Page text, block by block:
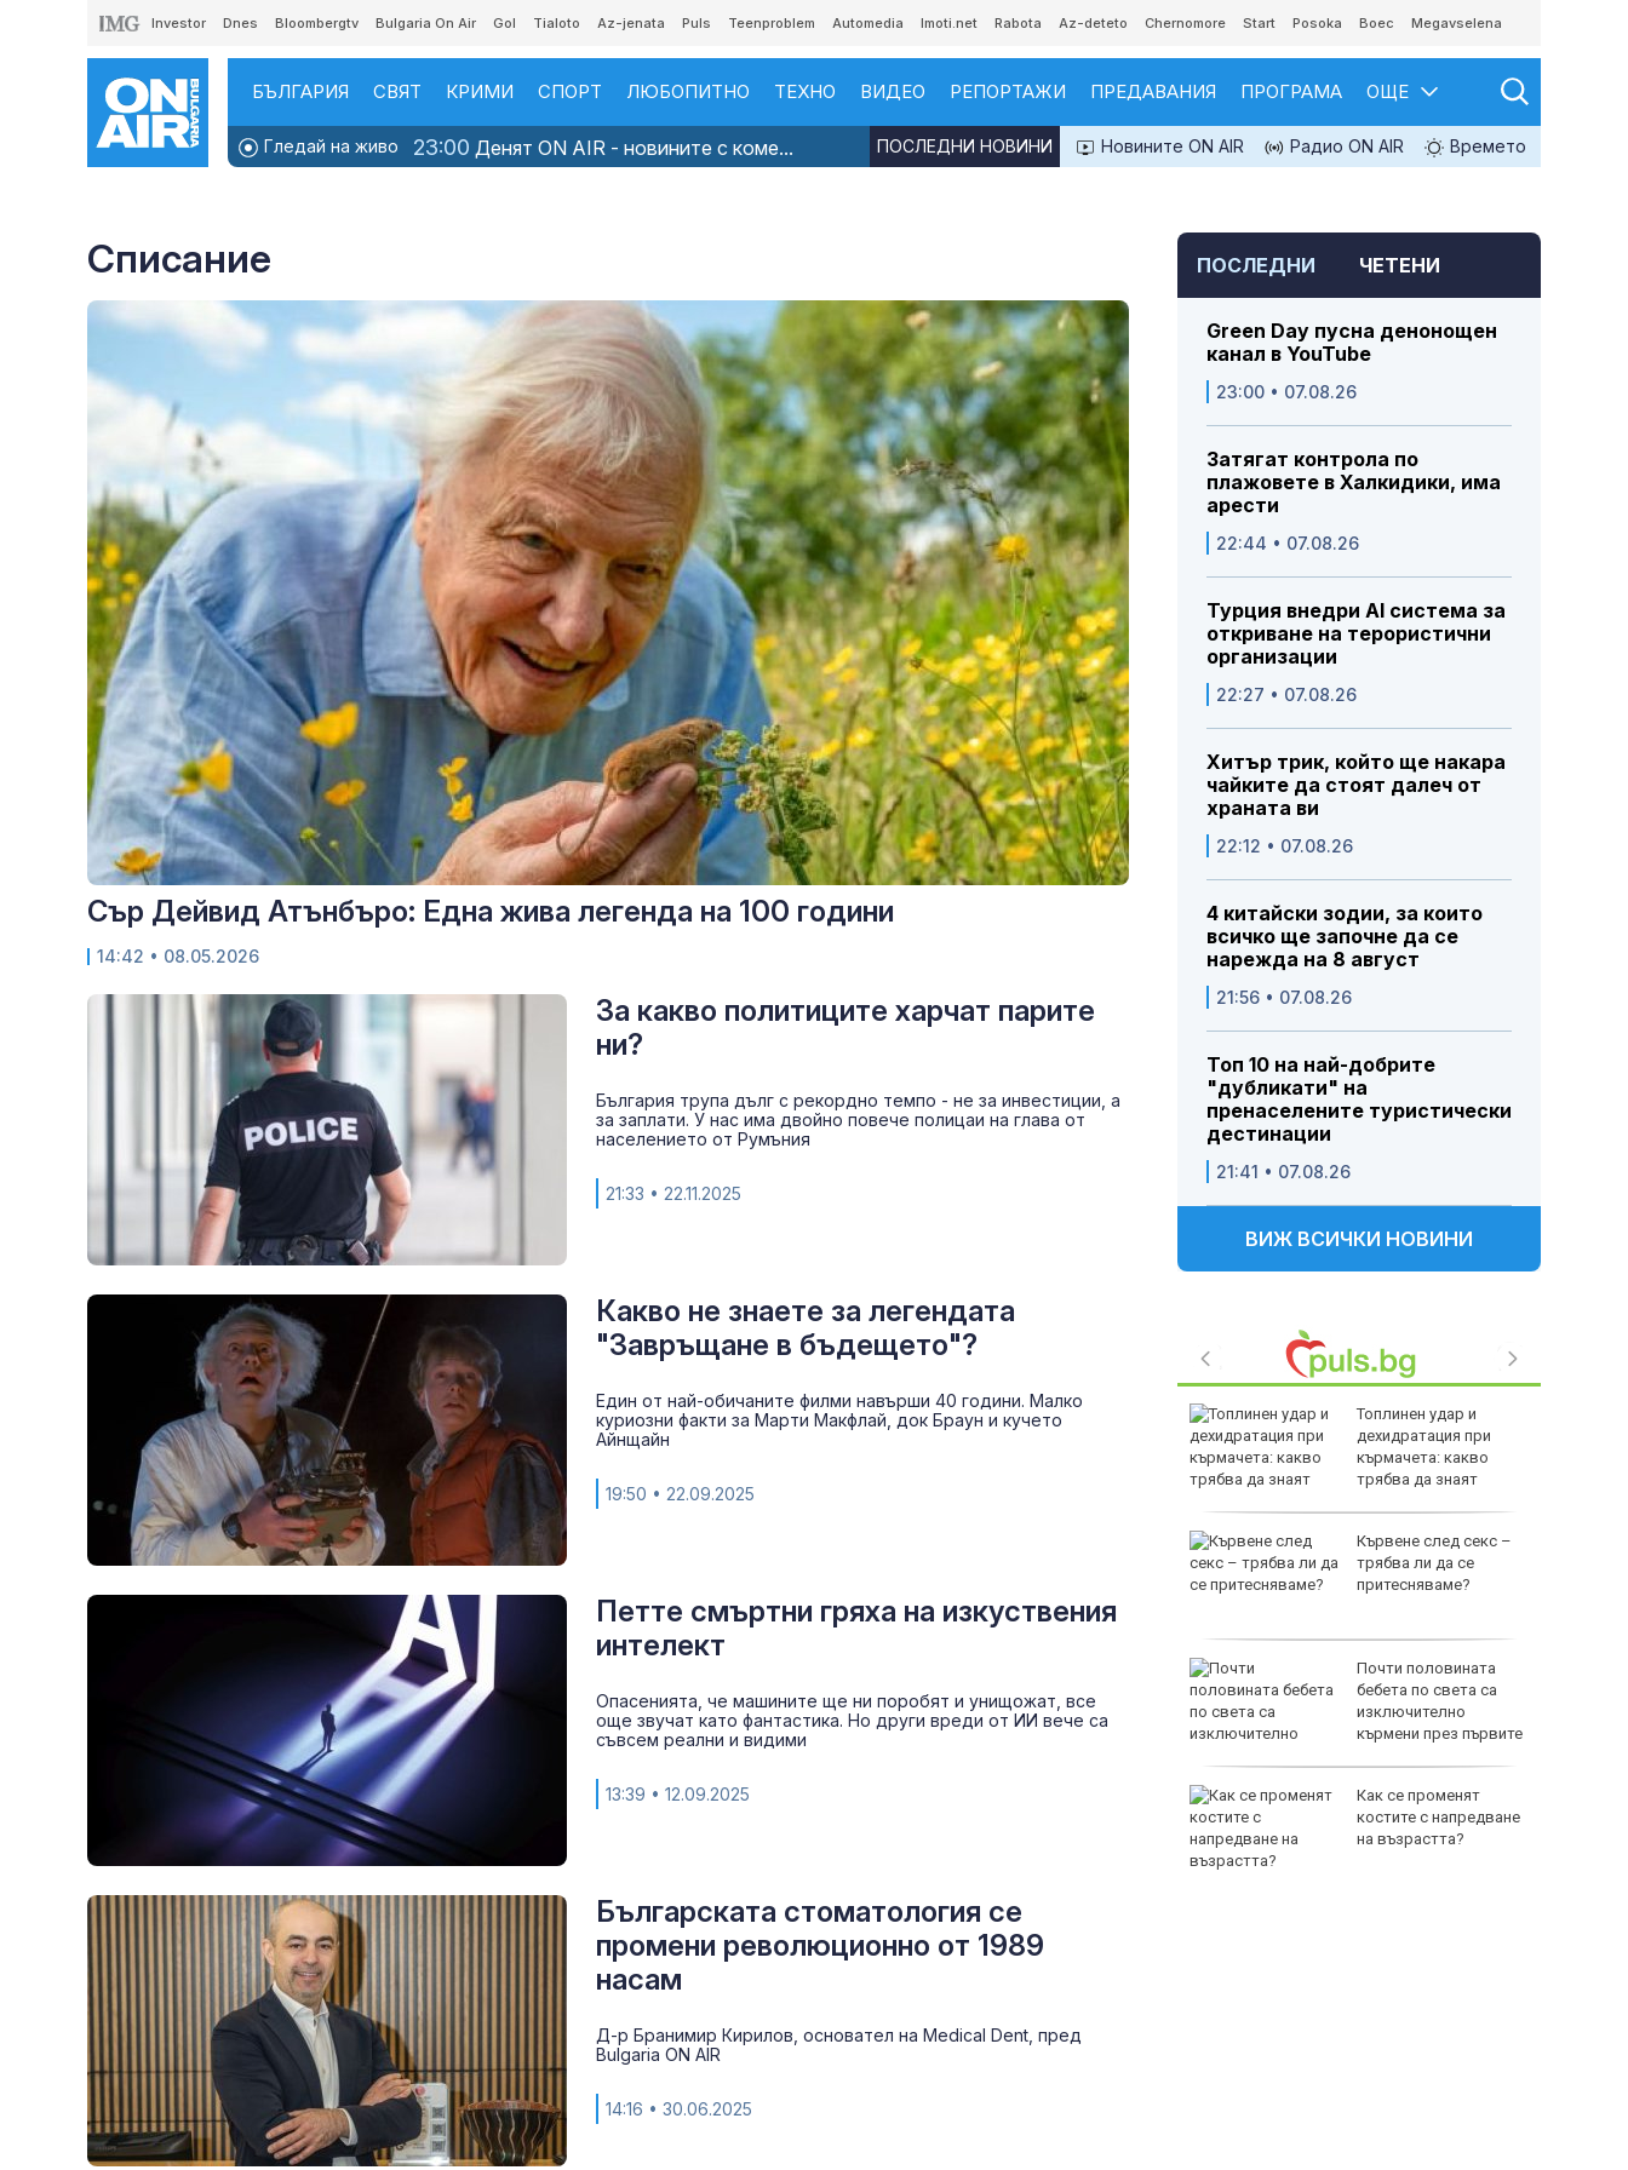
Investor Dnes Bloombergtv Bulgaria On Air Gol Tialoto Az-jenata Puls Teenproblem Automedia Imoti.net Rabota Az-deteto Chernomore Start Posoka Boec Megavselena
БЪЛГАРИЯ СВЯТ КРИМИ СПОРТ ЛЮБОПИТНО ТЕХНО ВИДЕО РЕПОРТАЖИ ПРЕДАВАНИЯ ПРОГРАМА ОЩЕ
Гледай на живо 23:00 Денят ON AIR - новините с коме... Новините ON AIR Радио ON AIR Времето
ПОСЛЕДНИ НОВИНИ
Списание
Сър Дейвид Атънбъро: Една жива легенда на 100 години
14:42 • 08.05.2026
За какво политиците харчат парите
ни?
България трупа дълг с рекордно темпо - не за инвестиции, а
за заплати. У нас има двойно повече полицаи на глава от
населението от Румъния
21:33 • 22.11.2025
Какво не знаете за легендата
"Завръщане в бъдещето"?
Един от най-обичаните филми навърши 40 години. Малко
куриозни факти за Марти Макфлай, док Браун и кучето
Айнщайн
19:50 • 22.09.2025
Петте смъртни гряха на изкуствения
интелект
Опасенията, че машините ще ни поробят и унищожат, все
още звучат като фантастика. Но други вреди от ИИ вече са
съвсем реални и видими
13:39 • 12.09.2025
Българската стоматология се
промени революционно от 1989
насам
Д-р Бранимир Кирилов, основател на Medical Dent, пред
Bulgaria ON AIR
14:16 • 30.06.2025
ПОСЛЕДНИ ЧЕТЕНИ
Green Day пусна денонощен
канал в YouTube
23:00 • 07.08.26
Затягат контрола по
плажовете в Халкидики, има
арести
22:44 • 07.08.26
Турция внедри AI система за
откриване на терористични
организации
22:27 • 07.08.26
Хитър трик, който ще накара
чайките да стоят далеч от
храната ви
22:12 • 07.08.26
4 китайски зодии, за които
всичко ще започне да се
нарежда на 8 август
21:56 • 07.08.26
Топ 10 на най-добрите
"дубликати" на
пренаселените туристически
дестинации
21:41 • 07.08.26
ВИЖ ВСИЧКИ НОВИНИ
Топлес лято за Хайди
Клум
санкции срещу Русия
Топлинен удар и
дехидратация при
кърмачета: какво
трябва да знаят
Кървене след секс –
трябва ли да се
притесняваме?
Почти половината
бебета по света са
изключително
кърмени през първите
Как се променят
костите с напредване
на възрастта?